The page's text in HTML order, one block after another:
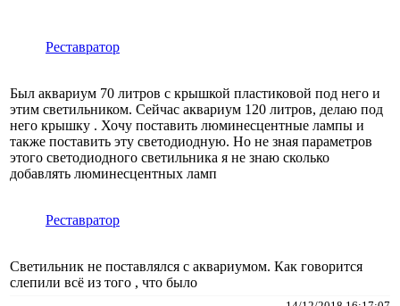
Реставратор
Был аквариум 70 литров с крышкой пластиковой под него и
этим светильником. Сейчас аквариум 120 литров, делаю под
него крышку . Хочу поставить люминесцентные лампы и
также поставить эту светодиодную. Но не зная параметров
этого светодиодного светильника я не знаю сколько
добавлять люминесцентных ламп
Реставратор
Светильник не поставлялся с аквариумом. Как говорится
слепили всё из того , что было